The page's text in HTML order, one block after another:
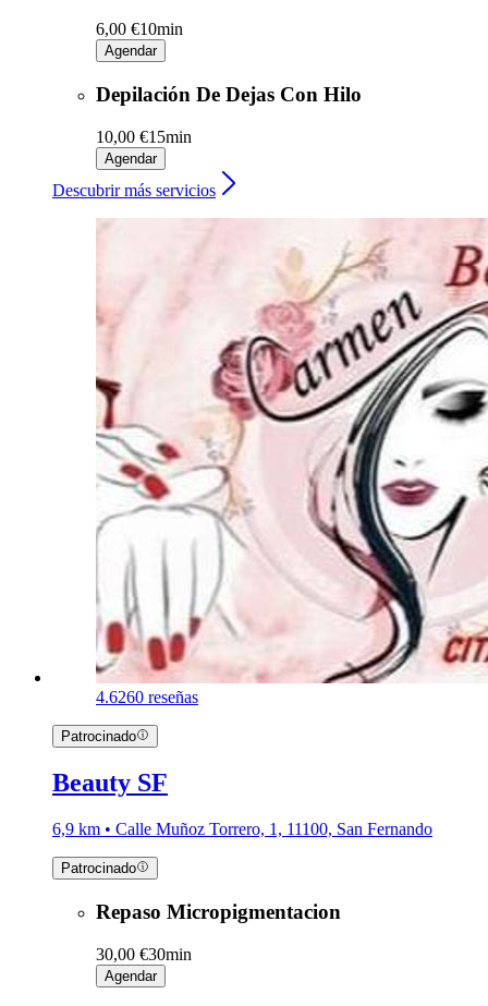
6,00 €10min
Agendar
Depilación De Dejas Con Hilo
10,00 €15min
Agendar
Descubrir más servicios
4.6260 reseñas
Patrocinado
Beauty SF
6,9 km • Calle Muñoz Torrero, 1, 11100, San Fernando
Patrocinado
Repaso Micropigmentacion
30,00 €30min
Agendar